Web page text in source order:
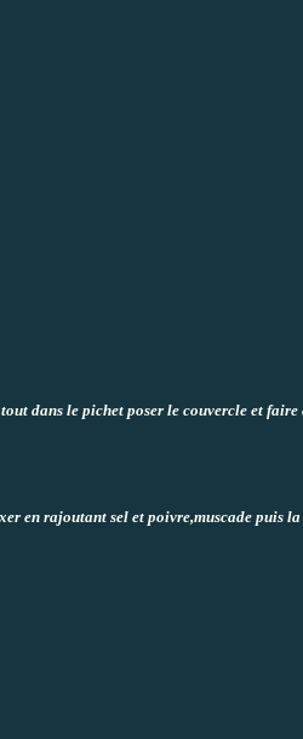
dans le pichet poser le couvercle et
en rajoutant sel et poivre,muscade puis